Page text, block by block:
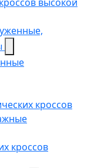
кроссов
кроссов